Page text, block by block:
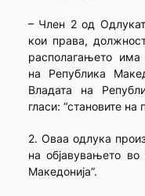
– Член 2 од
кои права,
располагањето има
на Република
Владата на
гласи: “становите
2. Оваа одлука
на објавувањето
Македонија”.